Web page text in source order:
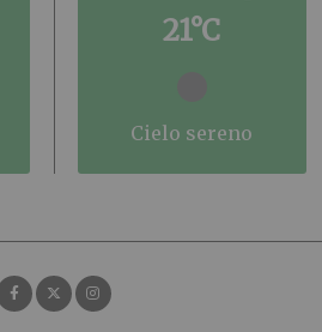
21°C
cielo sereno